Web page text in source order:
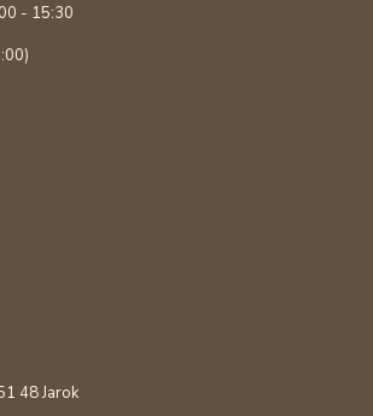
- 15:30
48 Jarok